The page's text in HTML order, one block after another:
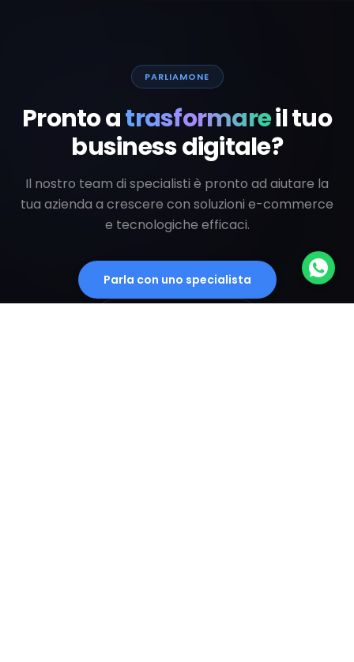
PARLIAMONE
Pronto atrasformareil tuo
business digitale?
Il nostro team di specialisti è pronto ad aiutare la
tua azienda a crescere con soluzioni e-commerce
e tecnologiche efficaci.
Parla con uno specialista